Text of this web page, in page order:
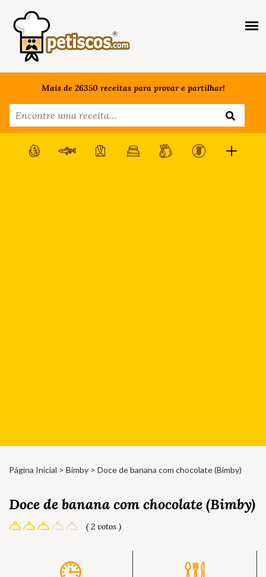
Mais de 26350 receitas para provar e partilhar!
Página Inicial > Bimby > Doce de banana com chocolate (Bimby)
Doce de banana com chocolate (Bimby)
( 2 votos )